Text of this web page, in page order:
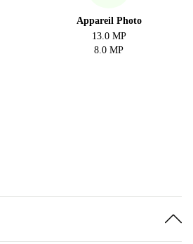
Appareil Photo
13.0 MP
8.0 MP